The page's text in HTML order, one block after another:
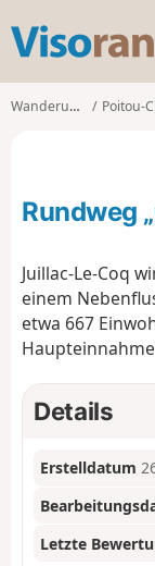
Wanderungen Poitou-
Rundweg
Juillac-Le-Coq
einem
etwa 667
Details
Erstelldatum
Letzte